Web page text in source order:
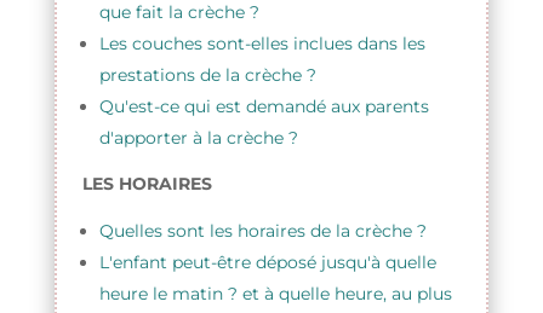
que fait la crèche ?
Les couches sont-elles inclues dans les
prestations de la crèche ?
Qu'est-ce qui est demandé aux parents
d'apporter à la crèche ?
LES HORAIRES
Quelles sont les horaires de la crèche ?
L'enfant peut-être déposé jusqu'à quelle
heure le matin ? et à quelle heure, au plus